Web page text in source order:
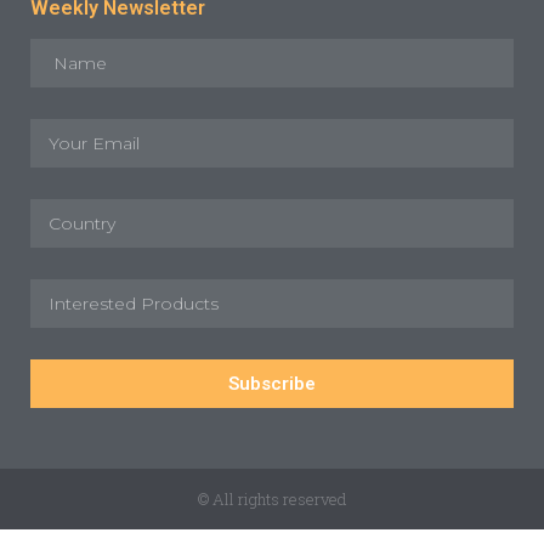
Weekly Newsletter
Subscribe
© All rights reserved